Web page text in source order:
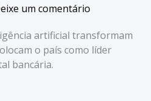
um comentário
artificial transformam
o país como líder
bancária.